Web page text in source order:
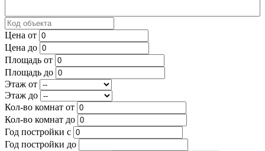
Цена от
Цена до
Площадь от
Площадь до
Этаж от
Этаж до
Кол-во комнат от
Кол-во комнат до
Год постройки с
Год постройки до